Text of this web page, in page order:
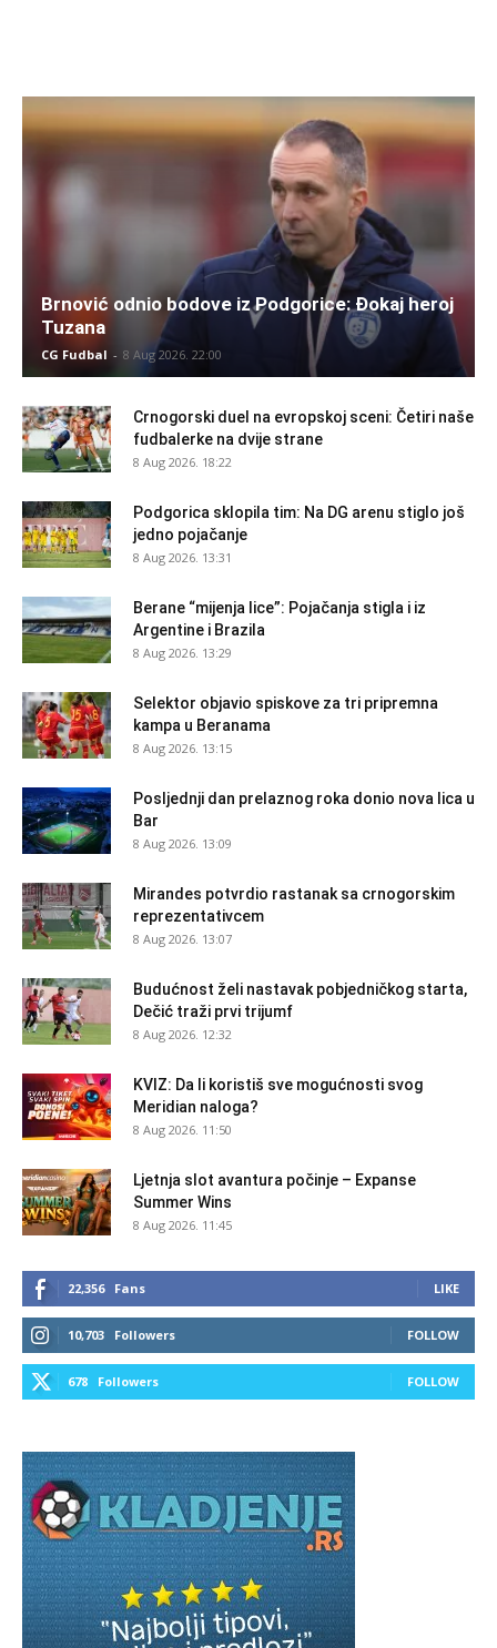
Brnović odnio bodove iz Podgorice: Đokaj heroj
Tuzana
CG Fudbal - 8 Aug 2026. 22:00
Crnogorski duel na evropskoj sceni: Četiri naše
fudbalerke na dvije strane
8 Aug 2026. 18:22
Podgorica sklopila tim: Na DG arenu stiglo još
jedno pojačanje
8 Aug 2026. 13:31
Berane “mijenja lice”: Pojačanja stigla i iz
Argentine i Brazila
8 Aug 2026. 13:29
Selektor objavio spiskove za tri pripremna
kampa u Beranama
8 Aug 2026. 13:15
Posljednji dan prelaznog roka donio nova lica u
Bar
8 Aug 2026. 13:09
Mirandes potvrdio rastanak sa crnogorskim
reprezentativcem
8 Aug 2026. 13:07
Budućnost želi nastavak pobjedničkog starta,
Dečić traži prvi trijumf
8 Aug 2026. 12:32
KVIZ: Da li koristiš sve mogućnosti svog
Meridian naloga?
8 Aug 2026. 11:50
Ljetnja slot avantura počinje – Expanse
Summer Wins
8 Aug 2026. 11:45
22,356 Fans LIKE
10,703 Followers FOLLOW
678 Followers FOLLOW